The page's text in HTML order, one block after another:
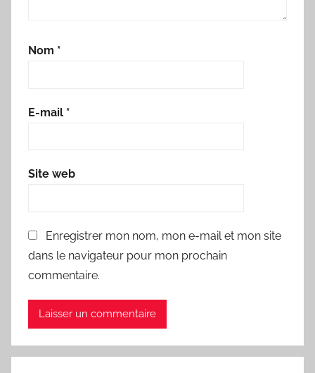
Nom *
E-mail *
Site web
Enregistrer mon nom, mon e-mail et mon site
dans le navigateur pour mon prochain
commentaire.